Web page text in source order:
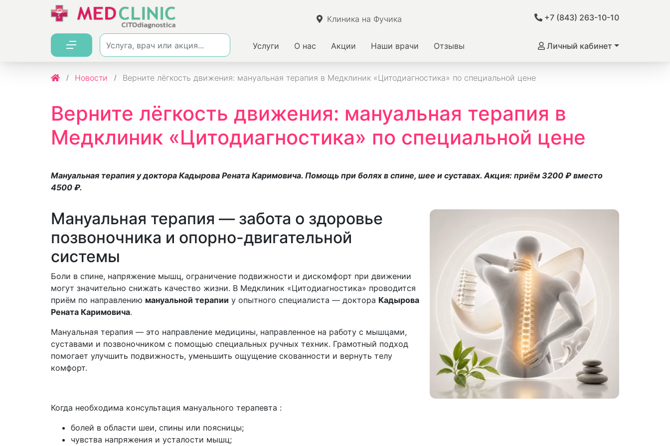
Клиника на Фучика +7 (843) 263-10-10
Услуги О нас Акции Наши врачи Отзывы Личный кабинет
Новости Верните лёгкость движения: мануальная терапия в Медклиник «Цитодиагностика» по специальной цене
Верните лёгкость движения: мануальная терапия в
Медклиник «Цитодиагностика» по специальной цене
Мануальная терапия у доктора Кадырова Рената Каримовича. Помощь при болях в спине, шее и суставах. Акция: приём 3200 ₽ вместо
4500 ₽.
Мануальная терапия — забота о здоровье
позвоночника и опорно-двигательной
системы
Боли в спине, напряжение мышц, ограничение подвижности и дискомфорт при движении
могут значительно снижать качество жизни. В Медклиник «Цитодиагностика» проводится
приём по направлению мануальной терапии у опытного специалиста — доктора Кадырова
Рената Каримовича.
Мануальная терапия — это направление медицины, направленное на работу с мышцами,
суставами и позвоночником с помощью специальных ручных техник. Грамотный подход
помогает улучшить подвижность, уменьшить ощущение скованности и вернуть телу
комфорт.
Когда необходима консультация мануального терапевта :
болей в области шеи, спины или поясницы;
чувства напряжения и усталости мышц;